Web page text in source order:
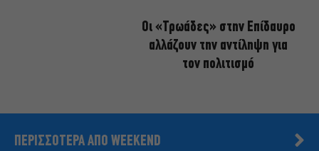
Οι «Τρωάδες» στην Επίδαυρο
αλλάζουν την αντίληψη για
τον πολιτισμό
ΠΕΡΙΣΣΟΤΕΡΑ ΑΠΟ WEEKEND